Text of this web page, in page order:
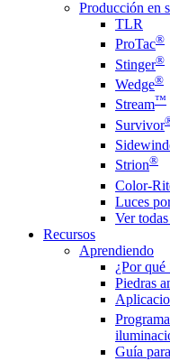
Producción en
TLR
ProTac®
Stinger®
Wedge®
Stream™
Survivor
Strion®
Color-
Luces
Ver
Recursos
Aprendiendo
¿Por
Piedras
Guía